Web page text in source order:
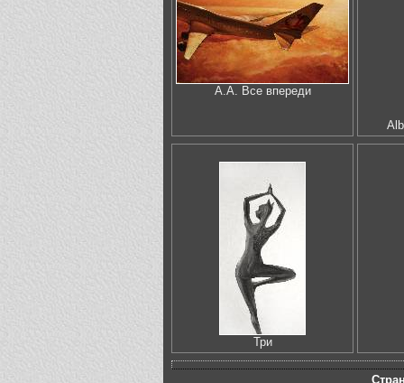
А.А. Все впереди
Три